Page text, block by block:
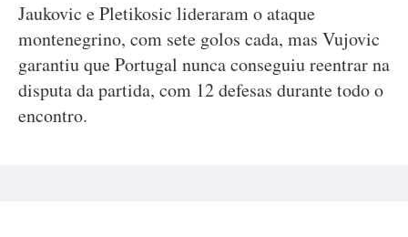
Jaukovic e Pletikosic lideraram o ataque
montenegrino, com sete golos cada, mas Vujovic
garantiu que Portugal nunca conseguiu reentrar na
disputa da partida, com 12 defesas durante todo o
encontro.